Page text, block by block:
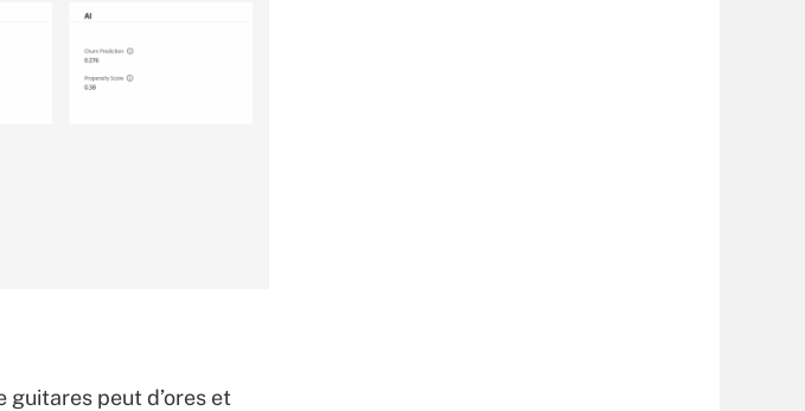
guitares peut d’ores et